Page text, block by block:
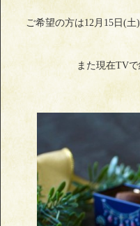
ご希望の方は12月15日(
また現在TV